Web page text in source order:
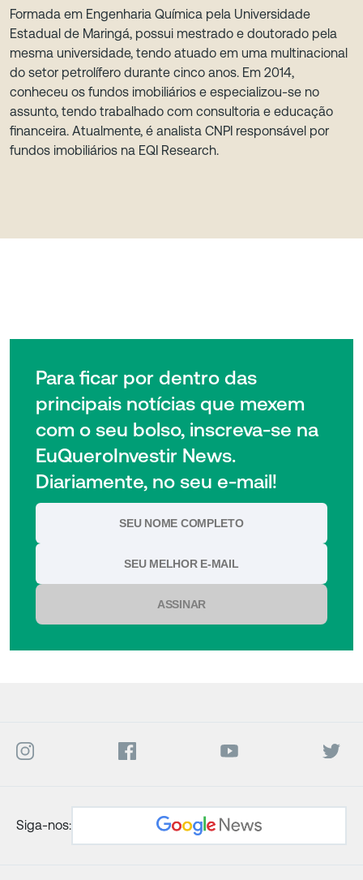
Formada em Engenharia Química pela Universidade
Estadual de Maringá, possui mestrado e doutorado pela
mesma universidade, tendo atuado em uma multinacional
do setor petrolífero durante cinco anos. Em 2014,
conheceu os fundos imobiliários e especializou-se no
assunto, tendo trabalhado com consultoria e educação
financeira. Atualmente, é analista CNPI responsável por
fundos imobiliários na EQI Research.
Para ficar por dentro das
principais notícias que mexem
com o seu bolso, inscreva-se na
EuQueroInvestir News.
Diariamente, no seu e-mail!
ASSINAR
Siga-nos: